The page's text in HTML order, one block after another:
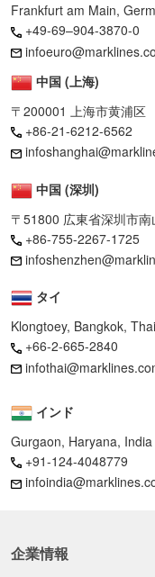
Frankfurt am Main,
+49-69–904-3870-0
中国 (上海)
〒200001 上海市黄浦区
+86-21-6212-6562
中国 (深圳)
〒51800 広東省深圳市南
+86-755-2267-1725
タイ
Klongtoey, Bangkok,
+66-2-665-2840
インド
Gurgaon, Haryana, India
+91-124-4048779
企業情報